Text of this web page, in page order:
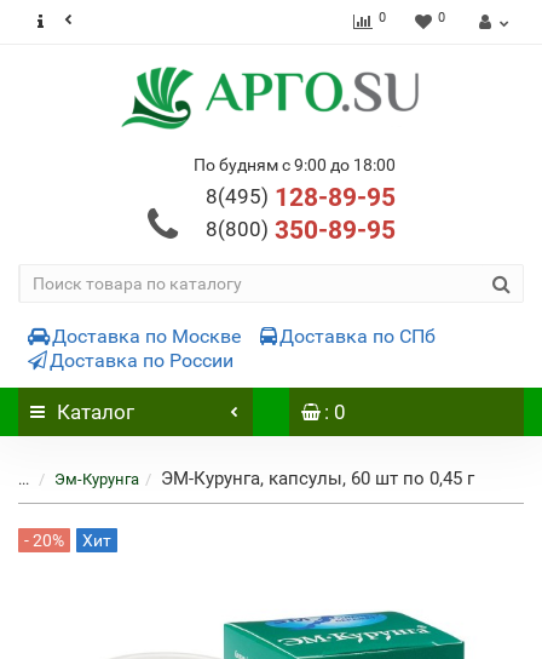
0 0
По будням с 9:00 до 18:00
8(495) 128-89-95
8(800) 350-89-95
Доставка по Москве
Доставка по СПб
Доставка по России
Каталог : 0
... Эм-Курунга ЭМ-Курунга, капсулы, 60 шт по 0,45 г
- 20% Хит